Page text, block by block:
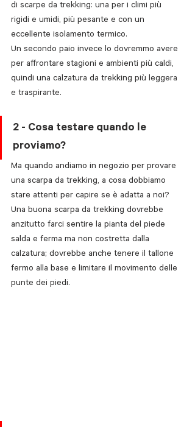
di scarpe da trekking: una per i climi più
rigidi e umidi, più pesante e con un
eccellente isolamento termico.
Un secondo paio invece lo dovremmo avere
per affrontare stagioni e ambienti più caldi,
quindi una calzatura da trekking più leggera
e traspirante.
2 - Cosa testare quando le
proviamo?
Ma quando andiamo in negozio per provare
una scarpa da trekking, a cosa dobbiamo
stare attenti per capire se è adatta a noi?
Una buona scarpa da trekking dovrebbe
anzitutto farci sentire la pianta del piede
salda e ferma ma non costretta dalla
calzatura; dovrebbe anche tenere il tallone
fermo alla base e limitare il movimento delle
punte dei piedi.